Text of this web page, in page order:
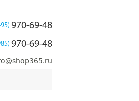
970-69-48
970-69-48